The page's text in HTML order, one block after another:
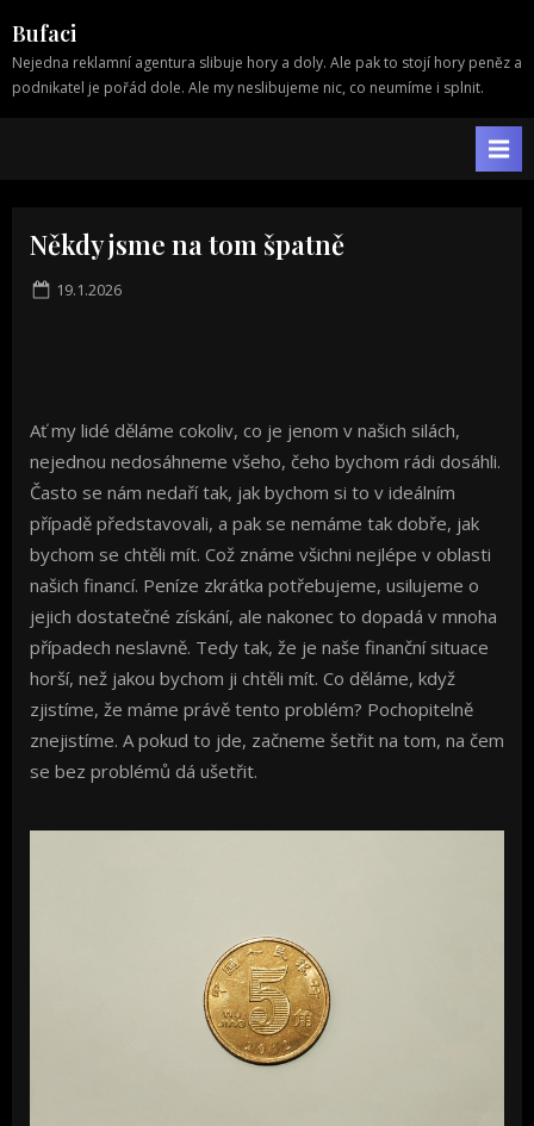
to
content
Bufaci
Nejedna reklamní agentura slibuje hory a doly. Ale pak to stojí hory peněz a
podnikatel je pořád dole. Ale my neslibujeme nic, co neumíme i splnit.
Někdy jsme na tom špatně
Posted
19.1.2026
Ať my lidé děláme cokoliv, co je jenom v našich silách,
nejednou nedosáhneme všeho, čeho bychom rádi dosáhli.
Často se nám nedaří tak, jak bychom si to v ideálním
případě představovali, a pak se nemáme tak dobře, jak
bychom se chtěli mít. Což známe všichni nejlépe v oblasti
našich financí. Peníze zkrátka potřebujeme, usilujeme o
jejich dostatečné získání, ale nakonec to dopadá v mnoha
případech neslavně. Tedy tak, že je naše finanční situace
horší, než jakou bychom ji chtěli mít. Co děláme, když
zjistíme, že máme právě tento problém? Pochopitelně
znejistíme. A pokud to jde, začneme šetřit na tom, na čem
se bez problémů dá ušetřit.